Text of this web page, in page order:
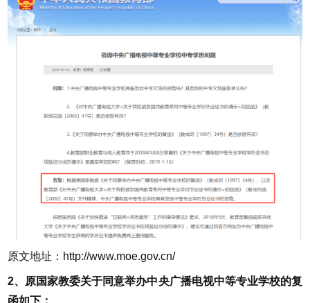
原文地址： http://www.moe.gov.cn/
2、原国家教委关于同意举办中央广播电视中等专业学校的复